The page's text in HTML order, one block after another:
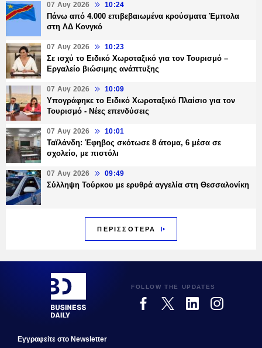
07 Αυγ 2026 10:24
Πάνω από 4.000 επιβεβαιωμένα κρούσματα Έμπολα
στη ΛΔ Κονγκό
07 Αυγ 2026 10:23
Σε ισχύ το Ειδικό Χωροταξικό για τον Τουρισμό –
Εργαλείο βιώσιμης ανάπτυξης
07 Αυγ 2026 10:09
Υπογράφηκε το Ειδικό Χωροταξικό Πλαίσιο για τον
Τουρισμό - Νέες επενδύσεις
07 Αυγ 2026 10:01
Ταϊλάνδη: Έφηβος σκότωσε 8 άτομα, 6 μέσα σε
σχολείο, με πιστόλι
07 Αυγ 2026 09:49
Σύλληψη Τούρκου με ερυθρά αγγελία στη Θεσσαλονίκη
ΠΕΡΙΣΣΟΤΕΡΑ
FOLLOW THE UPDATES
Εγγραφεiτε στο Newsletter